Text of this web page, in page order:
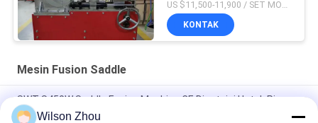
KONTAK
Mesin Fusion Saddle
SWT-S450W Saddle Fusion Machine CE Disetujui Untuk Pipa
HDPEWilson Zhou